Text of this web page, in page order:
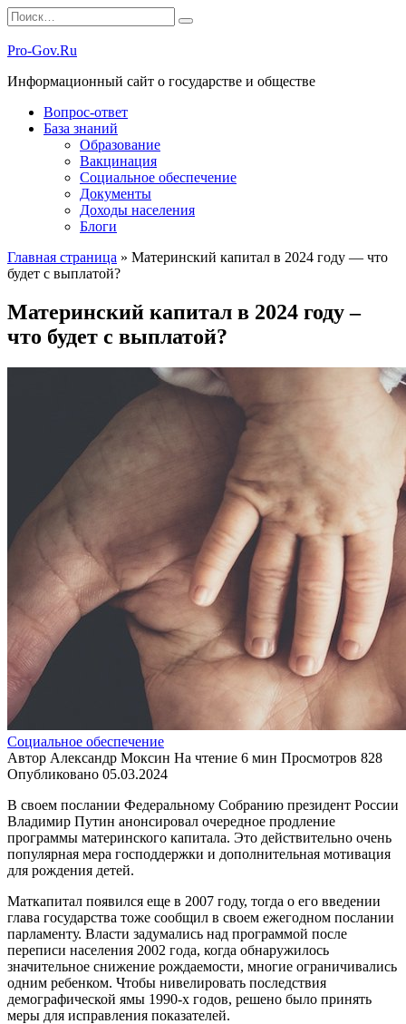
Перейти
к
содержанию
Search
for:
Pro-Gov.Ru
Информационный сайт о государстве и обществе
Вопрос-ответ
База знаний
Образование
Вакцинация
Социальное обеспечение
Документы
Доходы населения
Блоги
Главная страница » Материнский капитал в 2024 году — что
будет с выплатой?
Материнский капитал в 2024 году –
что будет с выплатой?
Социальное обеспечение
Автор Александр Моксин На чтение 6 мин Просмотров 828
Опубликовано 05.03.2024
В своем послании Федеральному Собранию президент России
Владимир Путин анонсировал очередное продление
программы материнского капитала. Это действительно очень
популярная мера господдержки и дополнительная мотивация
для рождения детей.
Маткапитал появился еще в 2007 году, тогда о его введении
глава государства тоже сообщил в своем ежегодном послании
парламенту. Власти задумались над программой после
переписи населения 2002 года, когда обнаружилось
значительное снижение рождаемости, многие ограничивались
одним ребенком. Чтобы нивелировать последствия
демографической ямы 1990-х годов, решено было принять
меры для исправления показателей.